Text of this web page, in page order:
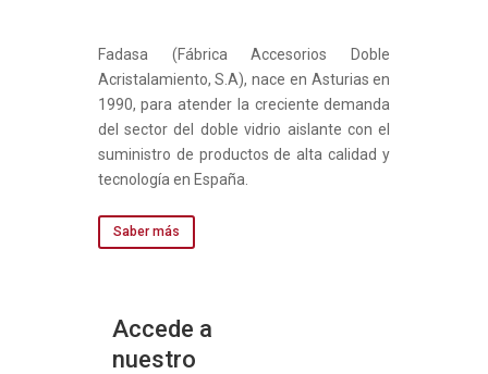
Fadasa (Fábrica Accesorios Doble
Acristalamiento, S.A), nace en Asturias en
1990, para atender la creciente demanda
del sector del doble vidrio aislante con el
suministro de productos de alta calidad y
tecnología en España.
Saber más
Accede a
nuestro